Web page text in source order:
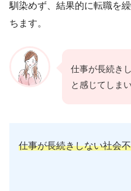
馴染めず、結果的に転職を
ちます。
仕事が長続き
と感じてしま
仕事が長続きしない社会